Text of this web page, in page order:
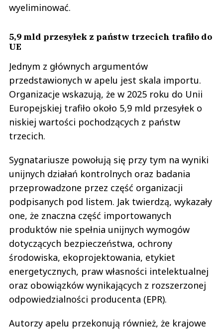
wyeliminować.
5,9 mld przesyłek z państw trzecich trafiło do
UE
Jednym z głównych argumentów
przedstawionych w apelu jest skala importu.
Organizacje wskazują, że w 2025 roku do Unii
Europejskiej trafiło około 5,9 mld przesyłek o
niskiej wartości pochodzących z państw
trzecich.
Sygnatariusze powołują się przy tym na wyniki
unijnych działań kontrolnych oraz badania
przeprowadzone przez część organizacji
podpisanych pod listem. Jak twierdzą, wykazały
one, że znaczna część importowanych
produktów nie spełnia unijnych wymogów
dotyczących bezpieczeństwa, ochrony
środowiska, ekoprojektowania, etykiet
energetycznych, praw własności intelektualnej
oraz obowiązków wynikających z rozszerzonej
odpowiedzialności producenta (EPR).
Autorzy apelu przekonują również, że krajowe